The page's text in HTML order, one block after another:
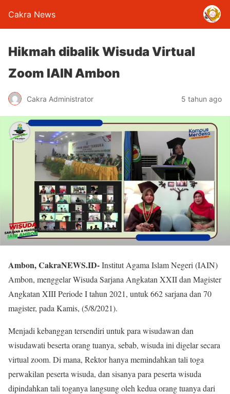
Cakra News
Hikmah dibalik Wisuda Virtual
Zoom IAIN Ambon
Cakra Administrator 5 tahun ago
Ambon, CakraNEWS.ID-Institut Agama Islam Negeri (IAIN)
Ambon, menggelar Wisuda Sarjana Angkatan XXII dan Magister
Angkatan XIII Periode I tahun 2021, untuk 662 sarjana dan 70
magister, pada Kamis, (5/8/2021).
Menjadi kebanggan tersendiri untuk para wisudawan dan
wisudawati beserta orang tuanya, sebab, wisuda ini digelar secara
virtual zoom. Di mana, Rektor hanya memindahkan tali toga
perwakilan peserta wisuda, dan sisanya para peserta wisuda
dipindahkan tali toganya langsung oleh kedua orang tuanya dari